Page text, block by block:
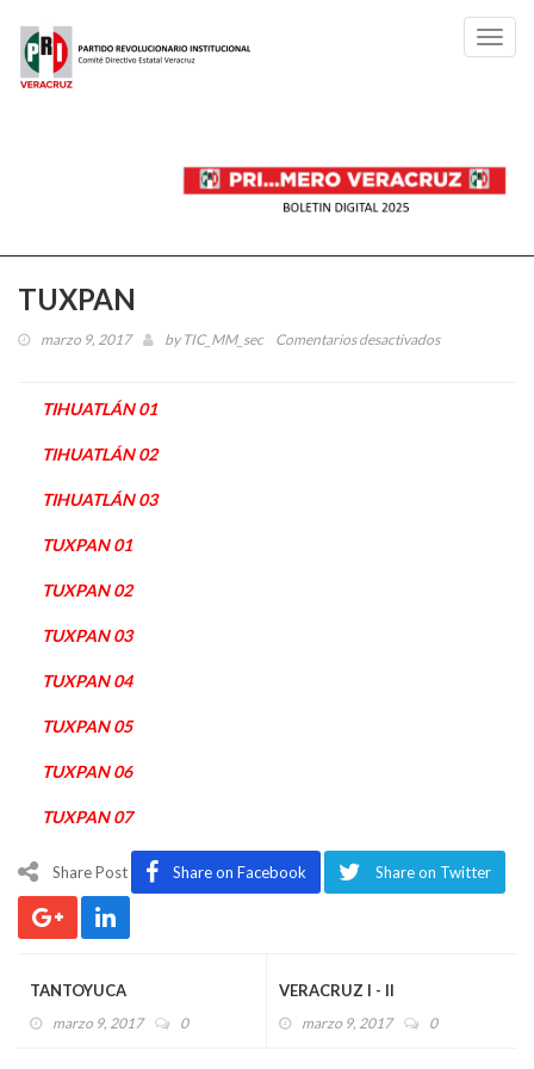
TUXPAN
marzo 9, 2017 by TIC_MM_sec Comentarios desactivadosen
TIHUATLÁN 01
TIHUATLÁN 02
TIHUATLÁN 03
TUXPAN 01
TUXPAN 02
TUXPAN 03
TUXPAN 04
TUXPAN 05
TUXPAN 06
TUXPAN 07
Share Post Share on Facebook Share on Twitter
TANTOYUCA
marzo 9, 2017 0
VERACRUZ I - II
marzo 9, 2017 0